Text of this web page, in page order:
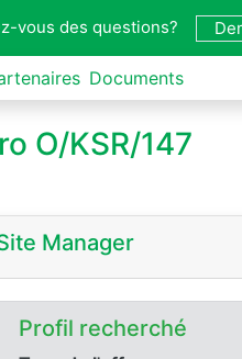
vous des questions?
Documents
O/KSR/147
Manager
Profil recherché